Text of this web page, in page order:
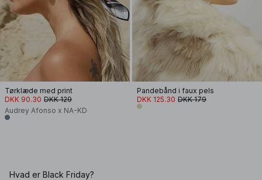
Tørklæde med print
DKK 90.30 DKK 129
Audrey Afonso x NA-KD
Pandebånd i faux pels
DKK 125.30 DKK 179
Hvad er Black Friday?